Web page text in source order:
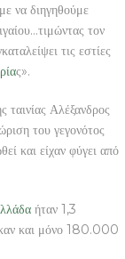
να διηγηθούμε
τον
τις εστίες
ς».
ταινίας Αλέξανδρος
του γεγονότος
και είχαν φύγει από
ήταν 1,3
και μόνο 180.000